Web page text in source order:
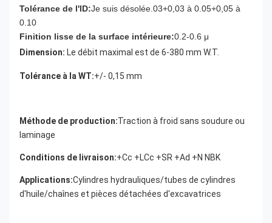
Tolérance de l'ID:Je suis désolée.03+0,03 à 0.05+0,05 à
0.10
Finition lisse de la surface intérieure:0.2-0.6 μ
Dimension: Le débit maximal est de 6-380 mm W.T.
Tolérance à la WT:+/- 0,15 mm
Méthode de production:Traction à froid sans soudure ou
laminage
Conditions de livraison:+Cc +LCc +SR +Ad +N NBK
Applications:Cylindres hydrauliques/tubes de cylindres
d'huile/chaînes et pièces détachées d'excavatrices